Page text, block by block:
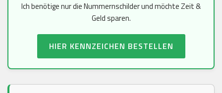
Ich benötige nur die Nummernschilder und möchte Zeit &
Geld sparen.
HIER KENNZEICHEN BESTELLEN